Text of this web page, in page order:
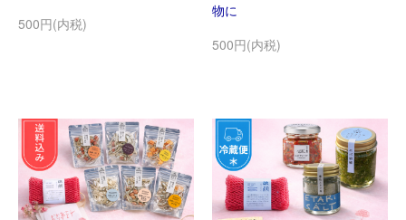
500円(内税)
物に
500円(内税)